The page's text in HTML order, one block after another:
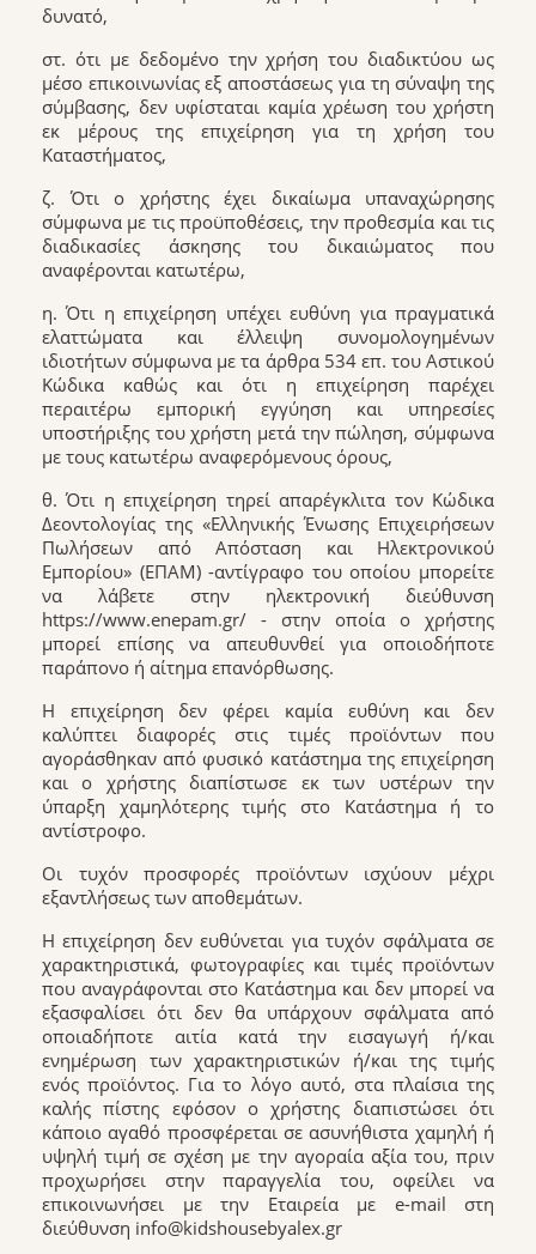
δυνατό,
στ. ότι με δεδομένο την χρήση του διαδικτύου ως
μέσο επικοινωνίας εξ αποστάσεως για τη σύναψη της
σύμβασης, δεν υφίσταται καμία χρέωση του χρήστη
εκ μέρους της επιχείρηση για τη χρήση του
Καταστήματος,
ζ. Ότι ο χρήστης έχει δικαίωμα υπαναχώρησης
σύμφωνα με τις προϋποθέσεις, την προθεσμία και τις
διαδικασίες άσκησης του δικαιώματος που
αναφέρονται κατωτέρω,
η. Ότι η επιχείρηση υπέχει ευθύνη για πραγματικά
ελαττώματα και έλλειψη συνομολογημένων
ιδιοτήτων σύμφωνα με τα άρθρα 534 επ. του Αστικού
Κώδικα καθώς και ότι η επιχείρηση παρέχει
περαιτέρω εμπορική εγγύηση και υπηρεσίες
υποστήριξης του χρήστη μετά την πώληση, σύμφωνα
με τους κατωτέρω αναφερόμενους όρους,
θ. Ότι η επιχείρηση τηρεί απαρέγκλιτα τον Κώδικα
Δεοντολογίας της «Ελληνικής Ένωσης Επιχειρήσεων
Πωλήσεων από Απόσταση και Ηλεκτρονικού
Εμπορίου» (ΕΠΑΜ) -αντίγραφο του οποίου μπορείτε
να λάβετε στην ηλεκτρονική διεύθυνση
https://www.enepam.gr/ - στην οποία ο χρήστης
μπορεί επίσης να απευθυνθεί για οποιοδήποτε
παράπονο ή αίτημα επανόρθωσης.
H επιχείρηση δεν φέρει καμία ευθύνη και δεν
καλύπτει διαφορές στις τιμές προϊόντων που
αγοράσθηκαν από φυσικό κατάστημα της επιχείρηση
και ο χρήστης διαπίστωσε εκ των υστέρων την
ύπαρξη χαμηλότερης τιμής στο Κατάστημα ή το
αντίστροφο.
Οι τυχόν προσφορές προϊόντων ισχύουν μέχρι
εξαντλήσεως των αποθεμάτων.
Η επιχείρηση δεν ευθύνεται για τυχόν σφάλματα σε
χαρακτηριστικά, φωτογραφίες και τιμές προϊόντων
που αναγράφονται στο Κατάστημα και δεν μπορεί να
εξασφαλίσει ότι δεν θα υπάρχουν σφάλματα από
οποιαδήποτε αιτία κατά την εισαγωγή ή/και
ενημέρωση των χαρακτηριστικών ή/και της τιμής
ενός προϊόντος. Για το λόγο αυτό, στα πλαίσια της
καλής πίστης εφόσον ο χρήστης διαπιστώσει ότι
κάποιο αγαθό προσφέρεται σε ασυνήθιστα χαμηλή ή
υψηλή τιμή σε σχέση με την αγοραία αξία του, πριν
προχωρήσει στην παραγγελία του, οφείλει να
επικοινωνήσει με την Εταιρεία με e-mail στη
διεύθυνση info@kidshousebyalex.gr